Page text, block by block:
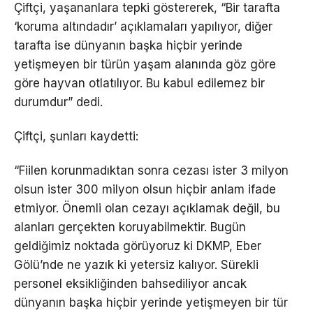
Çiftçi, yaşananlara tepki göstererek, “Bir tarafta
‘koruma altındadır’ açıklamaları yapılıyor, diğer
tarafta ise dünyanın başka hiçbir yerinde
yetişmeyen bir türün yaşam alanında göz göre
göre hayvan otlatılıyor. Bu kabul edilemez bir
durumdur” dedi.
Çiftçi, şunları kaydetti:
“Fiilen korunmadıktan sonra cezası ister 3 milyon
olsun ister 300 milyon olsun hiçbir anlam ifade
etmiyor. Önemli olan cezayı açıklamak değil, bu
alanları gerçekten koruyabilmektir. Bugün
geldiğimiz noktada görüyoruz ki DKMP, Eber
Gölü’nde ne yazık ki yetersiz kalıyor. Sürekli
personel eksikliğinden bahsediliyor ancak
dünyanın başka hiçbir yerinde yetişmeyen bir tür